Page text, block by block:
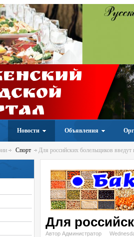
Новости Объявления
Спорт Для российских болельщиков введут
Для
Автор Администратор